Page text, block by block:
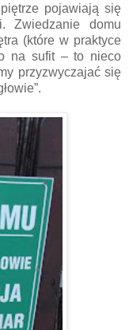
pojawiają się
Zwiedzanie domu
(które w praktyce
na sufit – to nieco
przyzwyczajać się